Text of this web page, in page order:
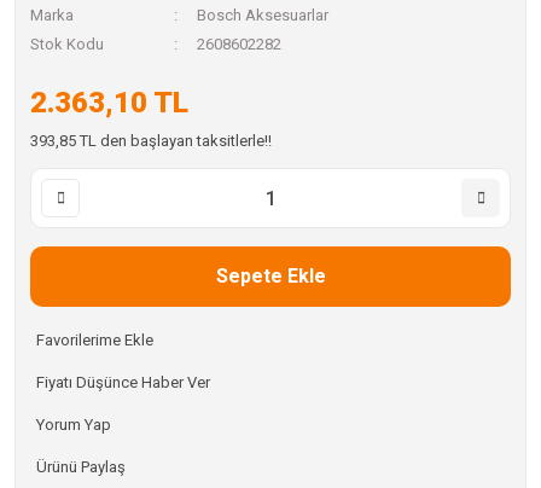
Marka
Bosch Aksesuarlar
Stok Kodu
2608602282
2.363,10 TL
393,85 TL den başlayan taksitlerle!!
Sepete Ekle
Fiyatı Düşünce Haber Ver
Yorum Yap
Ürünü Paylaş